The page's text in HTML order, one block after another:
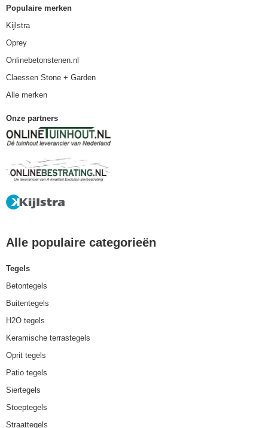
Populaire merken
Kijlstra
Oprey
Onlinebetonstenen.nl
Claessen Stone + Garden
Alle merken
Onze partners
Alle populaire categorieën
Tegels
Betontegels
Buitentegels
H2O tegels
Keramische terrastegels
Oprit tegels
Patio tegels
Siertegels
Stoeptegels
Straattegels